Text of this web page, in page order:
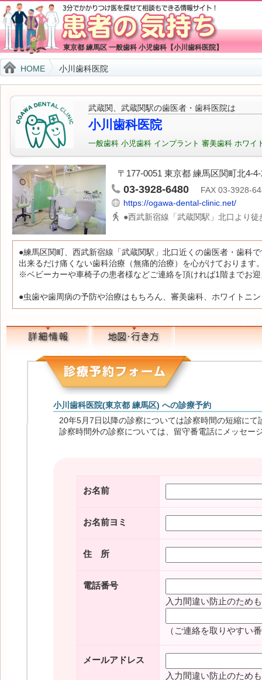
東京都 練馬区 一般歯科 小児歯科【小川歯科医院】
HOME 小川歯科医院
武蔵関、武蔵関駅の歯医者・歯科医院は
小川歯科医院
一般歯科 小児歯科 インプラント 審美歯科 ホワイ
〒177-0051 東京都 練馬区関町北
03-3928-6480
FAX 03-3928-
https://ogawa-dental-clinic.net/
●西武新宿線「武蔵関駅」北口より徒
●練馬区関町、西武新宿線「武蔵関駅」北口近くの歯医者・歯科
出来るだけ痛くない歯科治療（無痛的治療）を心がけております
※ベビーカーや車椅子の患者様などご連絡を頂ければ1階までお
●虫歯や歯周病の予防や治療はもちろん、審美歯科、ホワイトニ
小川歯科医院(東京都 練馬区) への診療予約
20年5月7日以降の診察については診察時間の短縮にて
診察時間外の診察については、留守番電話にメッセー
お名前
お名前ヨミ
住 所
電話番号
入力間違い防止のため
（ご連絡を取りやすい
メールアドレス
入力間違い防止のため